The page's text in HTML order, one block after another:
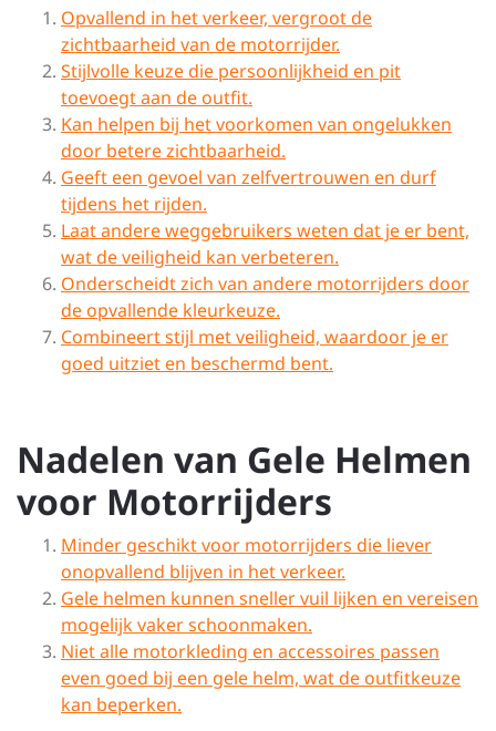
Opvallend in het verkeer, vergroot de
zichtbaarheid van de motorrijder.
Stijlvolle keuze die persoonlijkheid en pit
toevoegt aan de outfit.
Kan helpen bij het voorkomen van ongelukken
door betere zichtbaarheid.
Geeft een gevoel van zelfvertrouwen en durf
tijdens het rijden.
Laat andere weggebruikers weten dat je er bent,
wat de veiligheid kan verbeteren.
Onderscheidt zich van andere motorrijders door
de opvallende kleurkeuze.
Combineert stijl met veiligheid, waardoor je er
goed uitziet en beschermd bent.
Nadelen van Gele Helmen
voor Motorrijders
Minder geschikt voor motorrijders die liever
onopvallend blijven in het verkeer.
Gele helmen kunnen sneller vuil lijken en vereisen
mogelijk vaker schoonmaken.
Niet alle motorkleding en accessoires passen
even goed bij een gele helm, wat de outfitkeuze
kan beperken.